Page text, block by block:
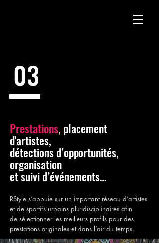
03
Prestations, placement
d'artistes,
détections d’opportunités,
organisation
et suivi d’événements…
RStyle s’appuie sur un important réseau d’artistes
et de sportifs urbains pluridisciplinaires afin
de sélectionner les meilleurs profils pour des
prestations originales et dans l’air du temps.